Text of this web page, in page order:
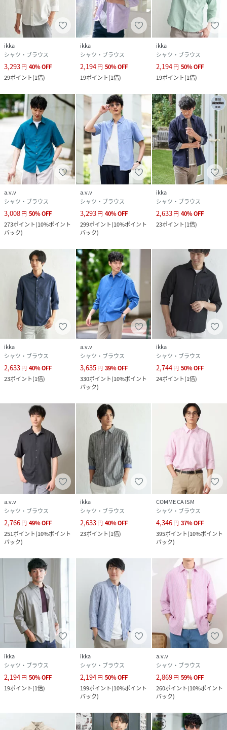
----------------
透け感：ややあり
裏地：なし
伸縮性：ややあり
光沢感：なし
生地の厚さ：やや薄手
----------------
≪お気に入り登録機能の使い方≫
■商品のお気に入り登録（ハートマークをクリック）
再入荷通知や値下げ等、お得なご案内を受けることができま
す。
----------------
※商品画像は、光の当たり具合やパソコンなどの閲覧環境に
より実際の色味と異なって見える場合がございます。
性別タイプ メンズ
原産国 中国
素材 ポリエステル 86% 麻 14%
サイズ S、M、L、XL、XXL
トクリーニング
(KHBGD30054-55-044 RC2388
ikka
シャツ・ブラウス
3,293円 40%OFF
29ポイント(1倍)
ikka
シャツ・ブラウス
2,194円 50%OFF
19ポイント(1倍)
ikka
シャツ・ブラウス
2,194円 50%OFF
19ポイント(1倍)
a.v.v
シャツ・ブラウス
3,008円 50%OFF
273ポイント(10%ポイント
バック)
a.v.v
シャツ・ブラウス
3,293円 40%OFF
299ポイント(10%ポイント
バック)
ikka
シャツ・ブラウス
2,633円 40%OFF
23ポイント(1倍)
ikka
シャツ・ブラウス
2,633円 40%OFF
23ポイント(1倍)
a.v.v
シャツ・ブラウス
3,635円 39%OFF
330ポイント(10%ポイント
バック)
ikka
シャツ・ブラウス
2,744円 50%OFF
24ポイント(1倍)
a.v.v
シャツ・ブラウス
2,766円 49%OFF
251ポイント(10%ポイント
バック)
ikka
シャツ・ブラウス
2,633円 40%OFF
23ポイント(1倍)
COMME CA ISM
シャツ・ブラウス
4,346円 37%OFF
395ポイント(10%ポイント
バック)
ikka
シャツ・ブラウス
2,194円 50%OFF
19ポイント(1倍)
ikka
シャツ・ブラウス
2,194円 50%OFF
199ポイント(10%ポイント
バック)
a.v.v
シャツ・ブラウス
2,869円 59%OFF
260ポイント(10%ポイント
バック)